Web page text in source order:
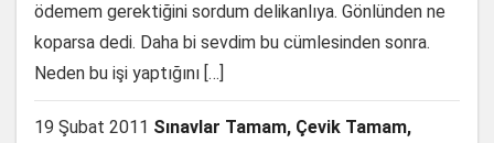
ödemem gerektiğini sordum delikanlıya. Gönlünden ne
koparsa dedi. Daha bi sevdim bu cümlesinden sonra.
Neden bu işi yaptığını […]
19 Şubat 2011 Sınavlar Tamam, Çevik Tamam,